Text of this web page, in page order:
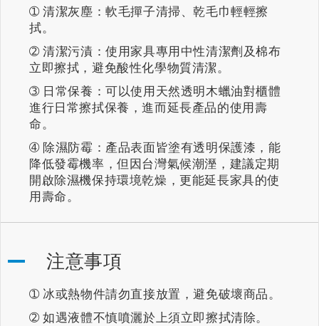
➀ 清潔灰塵：軟毛撣子清掃、乾毛巾輕輕擦
拭。
➁ 清潔污漬：使用家具專用中性清潔劑及棉布
立即擦拭，避免酸性化學物質清潔。
➂ 日常保養：可以使用天然透明木蠟油對櫃體
進行日常擦拭保養，進而延長產品的使用壽
命。
➃ 除濕防霉：產品表面皆塗有透明保護漆，能
降低發霉機率，但因台灣氣候潮溼，建議定期
開啟除濕機保持環境乾燥，更能延長家具的使
用壽命。
注意事項
➀ 冰或熱物件請勿直接放置，避免破壞商品。
➁ 如遇液體不慎噴灑於上須立即擦拭清除。